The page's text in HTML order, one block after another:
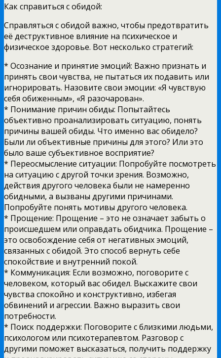
Как справиться с обидой:
Справляться с обидой важно, чтобы предотвратить
её деструктивное влияние на психическое и
физическое здоровье. Вот несколько стратегий:
* Осознание и принятие эмоций: Важно признать и
принять свои чувства, не пытаться их подавить или
игнорировать. Назовите свои эмоции: «Я чувствую
себя обиженным», «Я разочарован».
* Понимание причин обиды: Попытайтесь
объективно проанализировать ситуацию, понять
причины вашей обиды. Что именно вас обидело?
Были ли объективные причины для этого? Или это
было ваше субъективное восприятие?
* Переосмысление ситуации: Попробуйте посмотреть
на ситуацию с другой точки зрения. Возможно,
действия другого человека были не намеренно
обидными, а вызваны другими причинами.
Попробуйте понять мотивы другого человека.
* Прощение: Прощение – это не означает забыть о
происшедшем или оправдать обидчика. Прощение –
это освобождение себя от негативных эмоций,
связанных с обидой. Это способ вернуть себе
спокойствие и внутренний покой.
* Коммуникация: Если возможно, поговорите с
человеком, который вас обидел. Выскажите свои
чувства спокойно и конструктивно, избегая
обвинений и агрессии. Важно выразить свои
потребности.
* Поиск поддержки: Поговорите с близкими людьми,
психологом или психотерапевтом. Разговор с
другими поможет высказаться, получить поддержку